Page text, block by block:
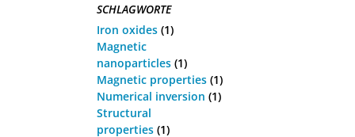
SCHLAGWORTE
Iron oxides (1)
Magnetic
nanoparticles (1)
Magnetic properties (1)
Numerical inversion (1)
Structural
properties (1)